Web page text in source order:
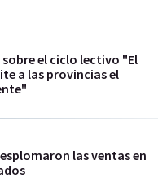
el ciclo lectivo "El
a las provincias el
las ventas en